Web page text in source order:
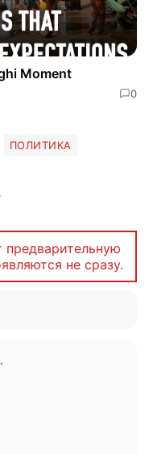
Moment
0
ПОЛИТИКА
не сразу.